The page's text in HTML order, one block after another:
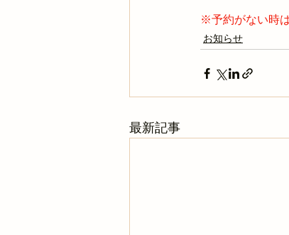
※予約がない時
お知らせ
最新記事